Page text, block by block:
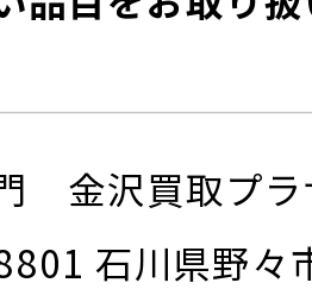
金沢買取プラ
⽯川県野々